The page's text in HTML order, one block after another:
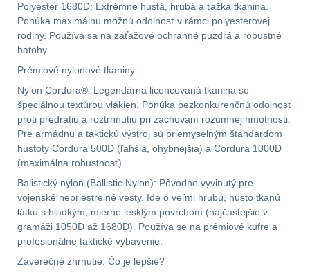
optiku9
OBLEČENIE
Nosičy a vesty65
Prilby4
Šiltovky29
Taktické opasky45
Chrániče10
Ponča a pláštěnky11
Polyester 1680D: Extrémne hustá, hrubá a ťažká tkanina.
Ponúka maximálnu možnú odolnosť v rámci polyesterovej
rodiny. Používa sa na záťažové ochranné puzdrá a robustné
batohy.
Prémiové nylonové tkaniny:
Nylon Cordura®: Legendárna licencovaná tkanina so
špeciálnou textúrou vlákien. Ponúka bezkonkurenčnú odolnosť
proti predratiu a roztrhnutiu pri zachovaní rozumnej hmotnosti.
Pre armádnu a taktickú výstroj sú priemyselným štandardom
hustoty Cordura 500D (ľahšia, ohybnejšia) a Cordura 1000D
(maximálna robustnosť).
Balistický nylon (Ballistic Nylon): Pôvodne vyvinutý pre
vojenské nepriestrelné vesty. Ide o veľmi hrubú, husto tkanú
látku s hladkým, mierne lesklým povrchom (najčastejšie v
gramáži 1050D až 1680D). Používa se na prémiové kufre a
profesionálne taktické vybavenie.
Záverečné zhrnutie: Čo je lepšie?